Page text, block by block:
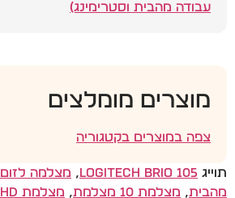
עבודה מהבית וסטרימינג)
מוצרים מומלצים
צפה במוצרים בקטגוריה
תוייג Logitech Brio 105
, מצלמה לזום
מהבית, מצלמת 10 מצלמת , מצלמת Full HD